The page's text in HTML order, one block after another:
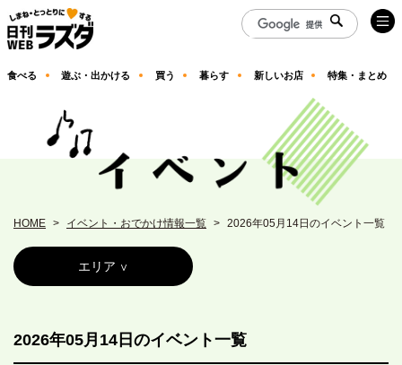
食べる 遊ぶ・出かける 買う 暮らす 新しいお店 特集・まとめ
HOME イベント・おでかけ情報一覧 2026年05月14日のイベント一覧
エリア
2026年05月14日のイベント一覧